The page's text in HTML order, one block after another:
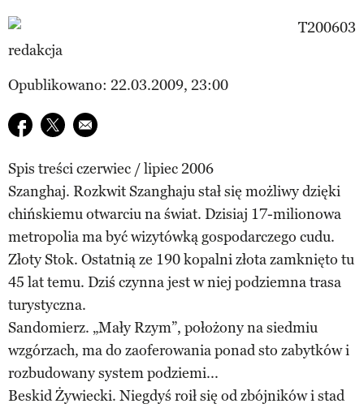
redakcja
Opublikowano: 22.03.2009, 23:00
Udostępnij na facebook
Udostępnij na twitter
E-mail do przyjaciela
Spis treści czerwiec / lipiec 2006
Szanghaj. Rozkwit Szanghaju stał się możliwy dzięki
chińskiemu otwarciu na świat. Dzisiaj 17-milionowa
metropolia ma być wizytówką gospodarczego cudu.
Złoty Stok. Ostatnią ze 190 kopalni złota zamknięto tu
45 lat temu. Dziś czynna jest w niej podziemna trasa
turystyczna.
Sandomierz. „Mały Rzym”, położony na siedmiu
wzgórzach, ma do zaoferowania ponad sto zabytków i
rozbudowany system podziemi...
Beskid Żywiecki. Niegdyś roił się od zbójników i stad